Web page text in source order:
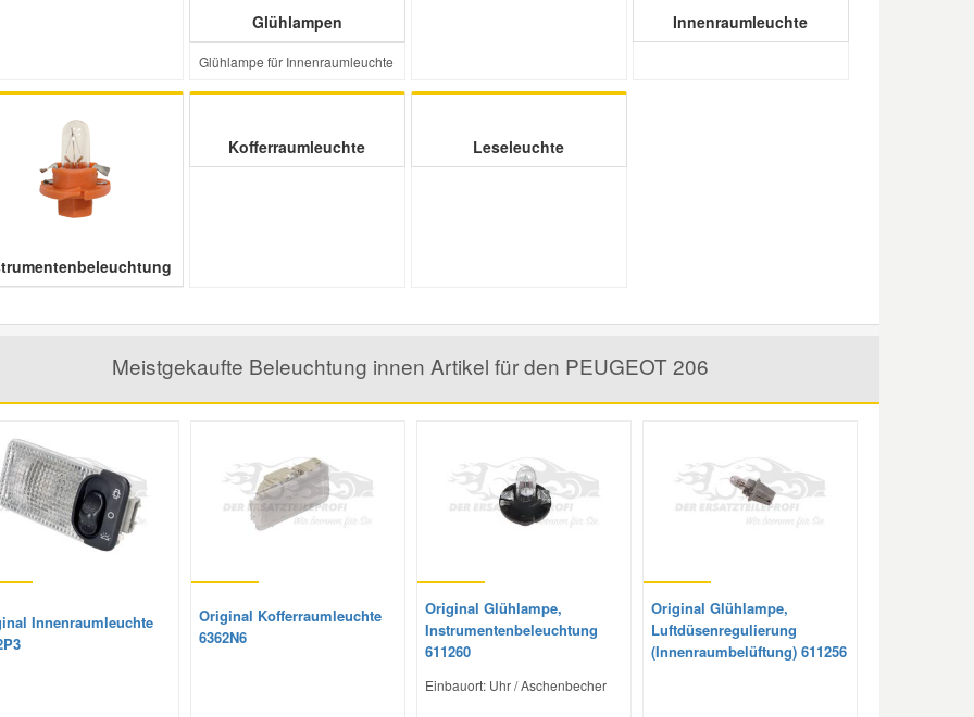
Glühlampen
Glühlampe für Innenraumleuchte
Innenraumleuchte
Kofferraumleuchte Leseleuchte
Meistgekaufte Beleuchtung innen Artikel für den PEUGEOT 206
Innenraumleuchte
Original Kofferraumleuchte
6362N6
Original Glühlampe,
Instrumentenbeleuchtung
611260
Einbauort: Uhr / Aschenbecher
Original Glühlampe,
Luftdüsenregulierung
(Innenraumbelüftung) 611256